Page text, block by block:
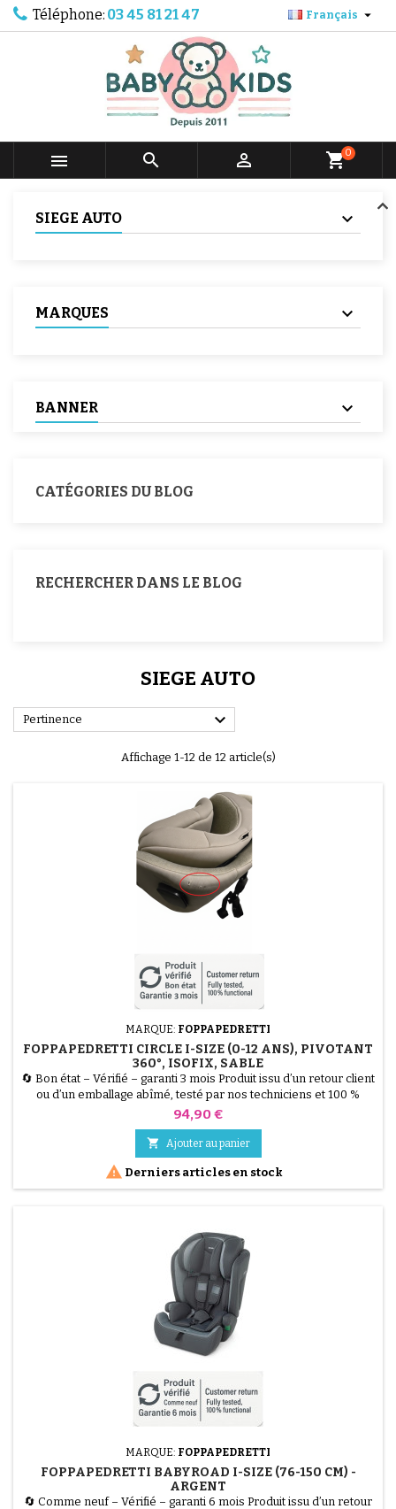
Téléphone: 03 45 81 21 47 Français 
   shopping_cart0
SIEGE AUTO
MARQUES
BANNER
CATÉGORIES DU BLOG
RECHERCHER DANS LE BLOG
SIEGE AUTO
Pertinence 
Affichage 1-12 de 12 article(s)
MARQUE: FOPPAPEDRETTI
FOPPAPEDRETTI CIRCLE I-SIZE (0-12 ANS), PIVOTANT
360°, ISOFIX, SABLE
🔄 Bon état – Vérifié – garanti 3 mois Produit issu d’un retour client
ou d’un emballage abîmé, testé par nos techniciens et 100 %
fonctionnel. Le Siège Auto Foppapedretti Circle I-Size est un
ans) et fixé par Isofix + TopTether. État du Produit et Économie
(Retour Client) 🚨 ÉCONOMIE...
Prix
94,90 €
 Ajouter au panier
 Derniers articles en stock
MARQUE: FOPPAPEDRETTI
FOPPAPEDRETTI BABYROAD I-SIZE (76-150 CM) -
ARGENT
🔄 Comme neuf – Vérifié – garanti 6 mois Produit issu d’un retour